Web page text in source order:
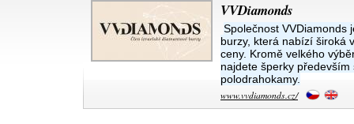
VVDiamonds
Společnost VVDiamonds
burzy, která nabízí široká
ceny. Kromě velkého
najdete šperky
polodrahokamy.
www.vvdiamonds.cz/